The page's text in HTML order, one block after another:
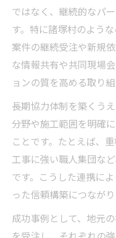
ではなく、継続的なパ
す。特に諸塚村のよう
案件の継続受注や新規
な情報共有や共同現場
ョンの質を高める取り
長期協力体制を築くう
分野や施工範囲を明確
ことです。たとえば、
工事に強い職人集団な
です。こうした連携に
った信頼構築につながり
成功事例として、地元